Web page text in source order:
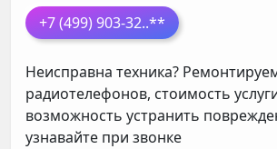
+7 (499) 903-32..**
Неисправна техника?
радиотелефонов, стоимость
возможность устранить
узнавайте при звонке